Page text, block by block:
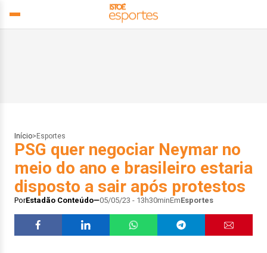
Início> Esportes
PSG quer negociar Neymar no
meio do ano e brasileiro estaria
disposto a sair após protestos
PorEstadão Conteúdo 05/05/23 - 13h30minEmEsportes